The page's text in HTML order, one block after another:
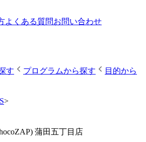
よくある質問お問い合わせ
す プログラムから探す
目的から
>
蒲田五丁目店